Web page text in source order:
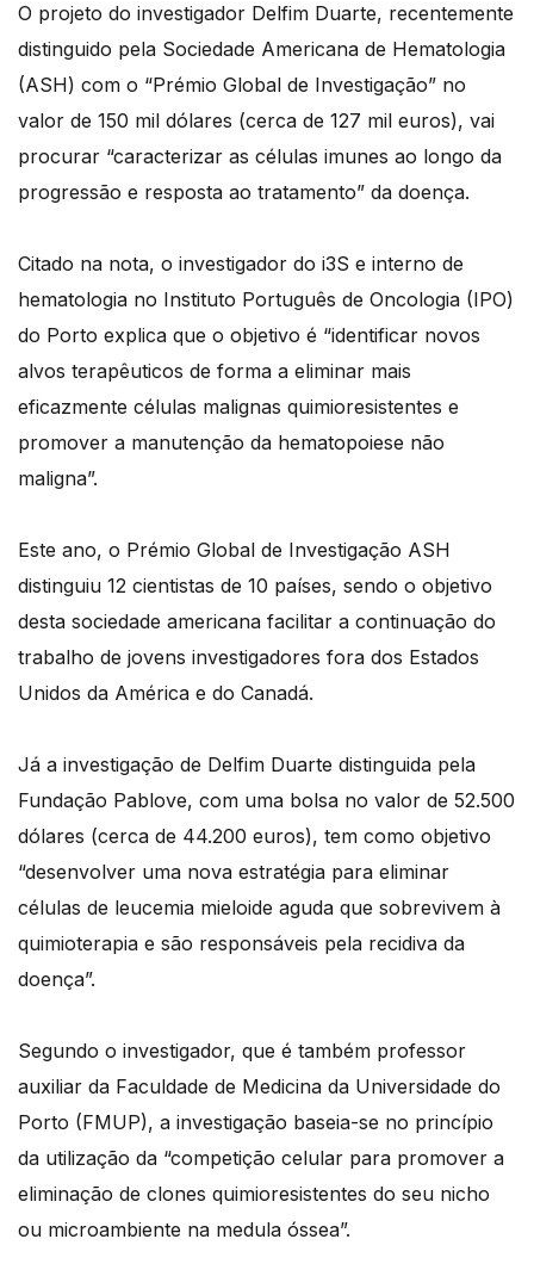
O projeto do investigador Delfim Duarte, recentemente
distinguido pela Sociedade Americana de Hematologia
(ASH) com o “Prémio Global de Investigação” no
valor de 150 mil dólares (cerca de 127 mil euros), vai
procurar “caracterizar as células imunes ao longo da
progressão e resposta ao tratamento” da doença.
Citado na nota, o investigador do i3S e interno de
hematologia no Instituto Português de Oncologia (IPO)
do Porto explica que o objetivo é “identificar novos
alvos terapêuticos de forma a eliminar mais
eficazmente células malignas quimioresistentes e
promover a manutenção da hematopoiese não
maligna”.
Este ano, o Prémio Global de Investigação ASH
distinguiu 12 cientistas de 10 países, sendo o objetivo
desta sociedade americana facilitar a continuação do
trabalho de jovens investigadores fora dos Estados
Unidos da América e do Canadá.
Já a investigação de Delfim Duarte distinguida pela
Fundação Pablove, com uma bolsa no valor de 52.500
dólares (cerca de 44.200 euros), tem como objetivo
“desenvolver uma nova estratégia para eliminar
células de leucemia mieloide aguda que sobrevivem à
quimioterapia e são responsáveis pela recidiva da
doença”.
Segundo o investigador, que é também professor
auxiliar da Faculdade de Medicina da Universidade do
Porto (FMUP), a investigação baseia-se no princípio
da utilização da “competição celular para promover a
eliminação de clones quimioresistentes do seu nicho
ou microambiente na medula óssea”.